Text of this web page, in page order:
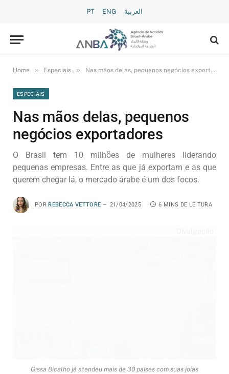
PT ENG العربية
Home » Especiais » Nas mãos delas, pequenos negócios exportadores
ESPECIAIS
Nas mãos delas, pequenos
negócios exportadores
O Brasil tem 10 milhões de mulheres liderando
pequenas empresas. Entre as que já exportam e as que
querem chegar lá, o mercado árabe é um dos focos.
POR REBECCA VETTORE 21/04/2025 6 MINS DE LEITURA
Gissa Bicalho já atendeu mais de 30 países com suas joias